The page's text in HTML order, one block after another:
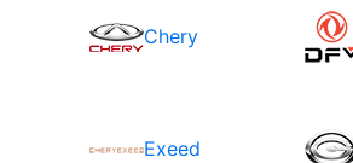
Chery
Exeed